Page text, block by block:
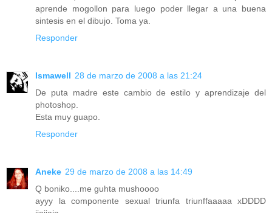
aprende mogollon para luego poder llegar a una buena
sintesis en el dibujo. Toma ya.
Responder
Ismawell 28 de marzo de 2008 a las 21:24
De puta madre este cambio de estilo y aprendizaje del
photoshop.
Esta muy guapo.
Responder
Aneke 29 de marzo de 2008 a las 14:49
Q boniko....me guhta mushoooo
ayyy la componente sexual triunfa triunffaaaaa xDDDD